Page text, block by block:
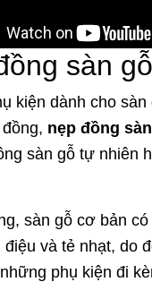
sàn
kiện dành cho sàn
nẹp đồng
sàn gỗ tự nhiên
sàn gỗ cơ bản
và tẻ nhạt, do
phụ kiện đi